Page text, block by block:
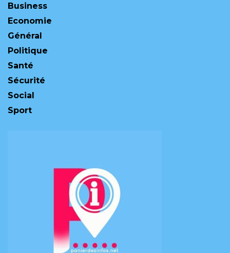
Business
Economie
Général
Politique
Santé
Sécurité
Social
Sport